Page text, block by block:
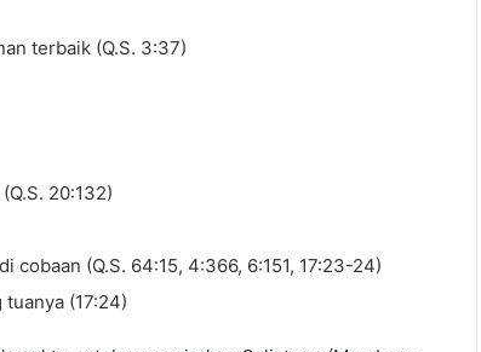
terbaik (Q.S. 3:37)
20:132)
cobaan (Q.S. 64:15, 4:366, 6:151, 17:23-24)
(17:24)